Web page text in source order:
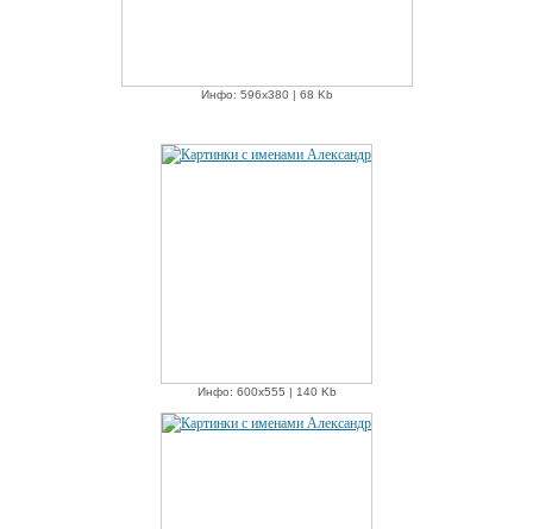
Инфо: 596х380 | 68 Kb
Инфо: 600х555 | 140 Kb